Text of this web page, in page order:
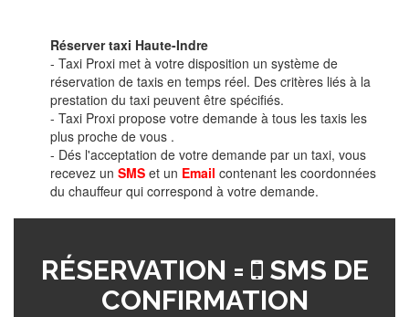
Réserver taxi Haute-Indre
- Taxi Proxi met à votre disposition un système de
réservation de taxis en temps réel. Des critères liés à la
prestation du taxi peuvent être spécifiés.
- Taxi Proxi propose votre demande à tous les taxis les
plus proche de vous .
- Dés l'acceptation de votre demande par un taxi, vous
recevez un SMS et un Email contenant les coordonnées
du chauffeur qui correspond à votre demande.
RÉSERVATION =
SMS DE
CONFIRMATION